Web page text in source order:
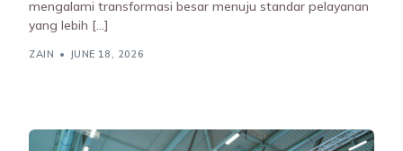
mengalami transformasi besar menuju standar pelayanan
yang lebih […]
ZAIN JUNE 18, 2026